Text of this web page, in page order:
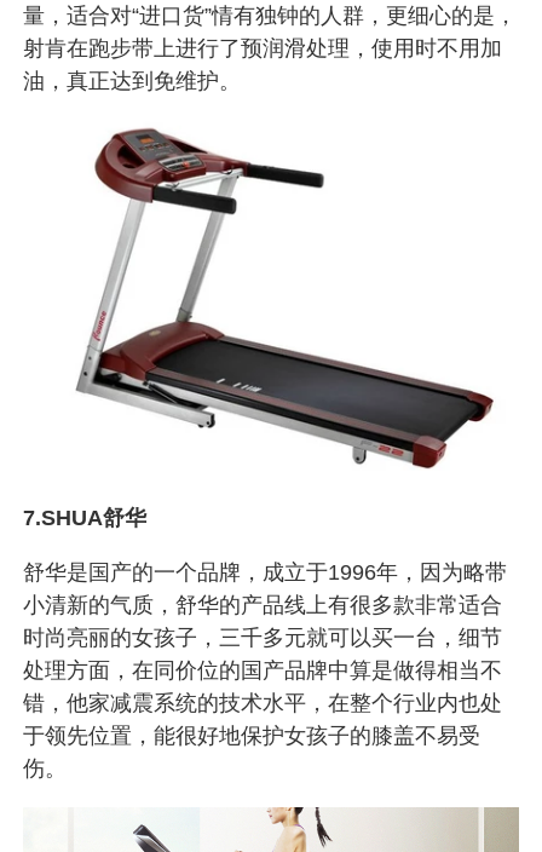
量，适合对“进口货”情有独钟的人群，更细心的是，
射肯在跑步带上进行了预润滑处理，使用时不用加
油，真正达到免维护。
7.SHUA舒华
舒华是国产的一个品牌，成立于1996年，因为略带
小清新的气质，舒华的产品线上有很多款非常适合
时尚亮丽的女孩子，三千多元就可以买一台，细节
处理方面，在同价位的国产品牌中算是做得相当不
错，他家减震系统的技术水平，在整个行业内也处
于领先位置，能很好地保护女孩子的膝盖不易受
伤。